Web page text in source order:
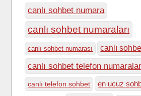
canlı sohbet numara
canlı sohbet numaraları
canlı sohbet numarası canlı
canlı sohbet telefon
canlı telefon sohbet en ucuz